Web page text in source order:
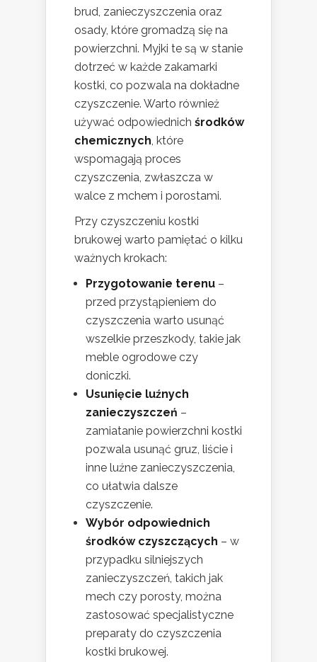
brud, zanieczyszczenia oraz
osady, które gromadzą się na
powierzchni. Myjki te są w stanie
dotrzeć w każde zakamarki
kostki, co pozwala na dokładne
czyszczenie. Warto również
używać odpowiednich środków
chemicznych, które
wspomagają proces
czyszczenia, zwłaszcza w
walce z mchem i porostami.
Przy czyszczeniu kostki
brukowej warto pamiętać o kilku
ważnych krokach:
Przygotowanie terenu –
przed przystąpieniem do
czyszczenia warto usunąć
wszelkie przeszkody, takie jak
meble ogrodowe czy
doniczki.
Usunięcie luźnych
zanieczyszczeń –
zamiatanie powierzchni kostki
pozwala usunąć gruz, liście i
inne luźne zanieczyszczenia,
co ułatwia dalsze
czyszczenie.
Wybór odpowiednich
środków czyszczących – w
przypadku silniejszych
zanieczyszczeń, takich jak
mech czy porosty, można
zastosować specjalistyczne
preparaty do czyszczenia
kostki brukowej.